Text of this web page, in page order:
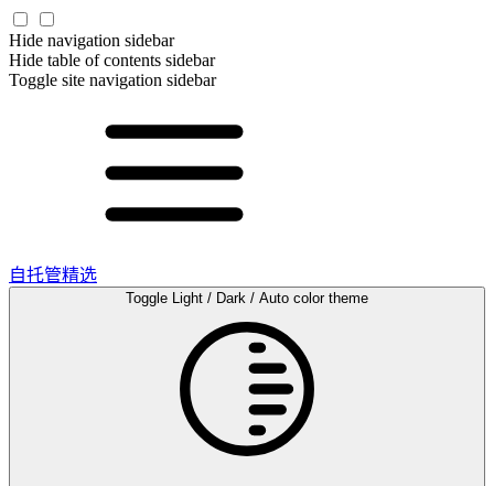
Hide navigation sidebar
Hide table of contents sidebar
Toggle site navigation sidebar
自托管精选
Toggle Light / Dark / Auto color theme